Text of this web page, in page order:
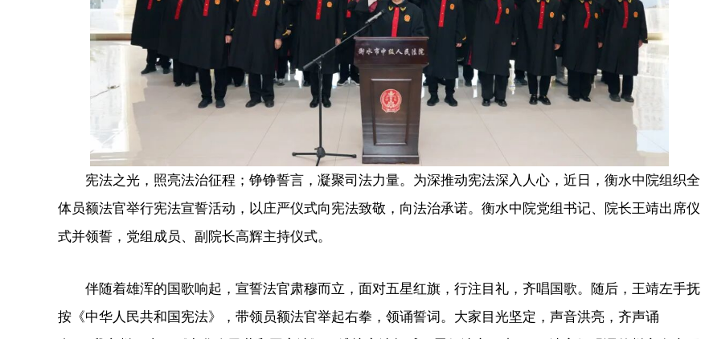
宪法之光，照亮法治征程；铮铮誓言，凝聚司法力量。为深推动宪法深入人心，近日，衡水中院组织全
体员额法官举行宪法宣誓活动，以庄严仪式向宪法致敬，向法治承诺。衡水中院党组书记、院长王靖出席仪
式并领誓，党组成员、副院长高辉主持仪式。
伴随着雄浑的国歌响起，宣誓法官肃穆而立，面对五星红旗，行注目礼，齐唱国歌。随后，王靖左手抚
按《中华人民共和国宪法》，带领员额法官举起右拳，领诵誓词。大家目光坚定，声音洪亮，齐声诵